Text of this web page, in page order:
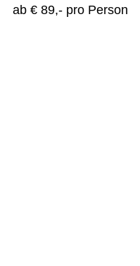
ab € 89,- pro Person